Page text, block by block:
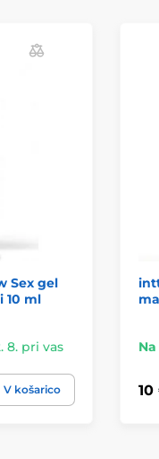
Sex gel
10 ml
8. pri vas
V košarico 10